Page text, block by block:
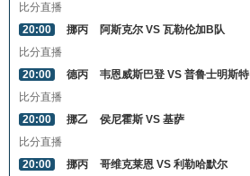
比分直播
20:00
挪丙
阿斯克尔 VS 瓦勒伦加B队
比分直播
20:00
德丙
韦恩威斯巴登 VS 普鲁士明斯特
比分直播
20:00
挪乙
侯尼霍斯 VS 基萨
比分直播
20:00
挪丙
哥维克莱恩 VS 利勒哈默尔